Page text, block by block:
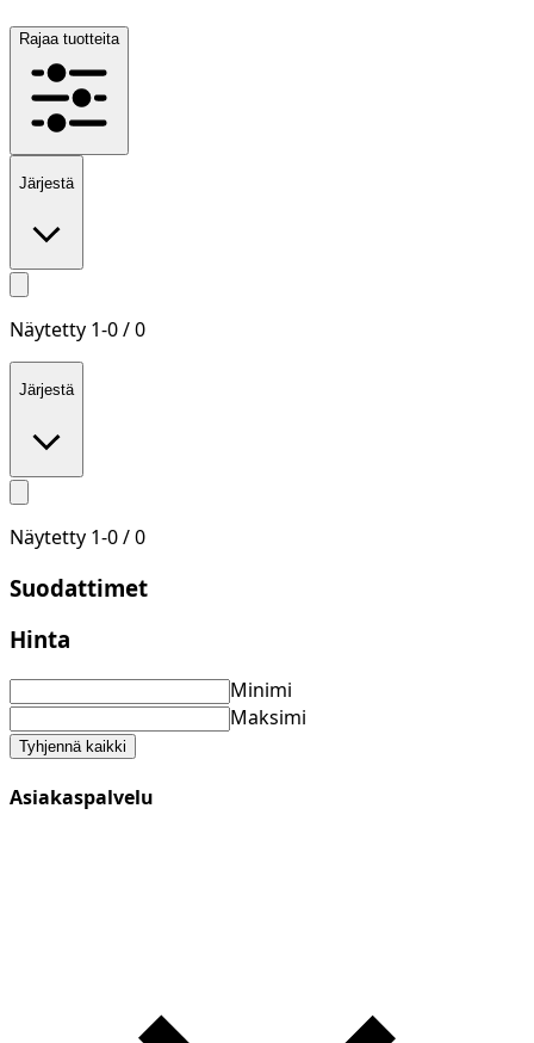
Rajaa tuotteita
Järjestä
Näytetty 1-0/0
Järjestä
Näytetty 1-0/0
Suodattimet
Hinta
Minimi
Maksimi
Tyhjennä kaikki
Asiakaspalvelu